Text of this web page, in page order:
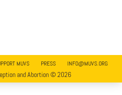
MUVS PRESS INFO@MUVS.ORG
and Abortion © 2026